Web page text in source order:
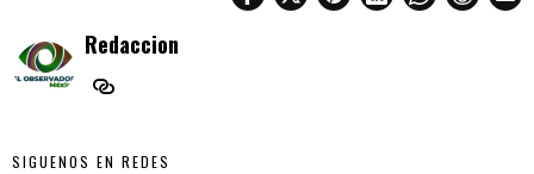
Redaccion
SIGUENOS EN REDES